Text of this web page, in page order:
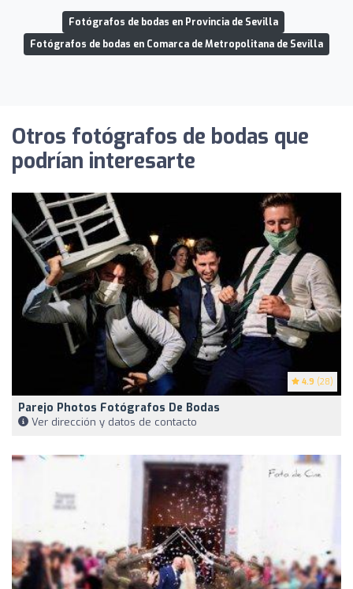
Fotógrafos de bodas en Provincia de Sevilla
Fotógrafos de bodas en Comarca de Metropolitana de Sevilla
Otros fotógrafos de bodas que
podrían interesarte
4.9 (28)
Parejo Photos Fotógrafos De Bodas
Ver dirección y datos de contacto